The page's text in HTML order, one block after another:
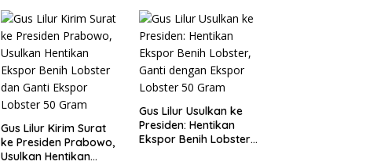
Gus Lilur Kirim Surat
ke Presiden Prabowo,
Usulkan Hentikan
Gus Lilur Usulkan ke
Presiden: Hentikan
Ekspor Benih Lobster,